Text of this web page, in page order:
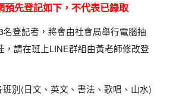
預先登記如下，不代表已錄取
登記者，將會由社會局舉行電腦抽
，請在班上LINE群組由黃老師修改登
別(日文、英文、書法、歌唱、山水)